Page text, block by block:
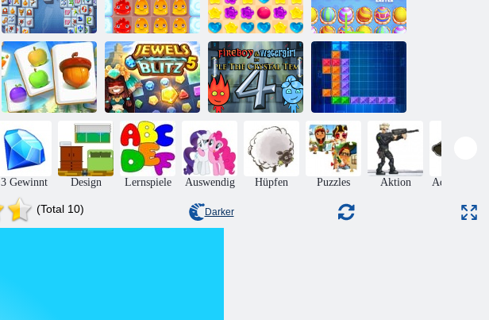
Mahjong
Fortuna
Puddingland 2
Süßigkeiten
Regen 5
Mahjong Sweet
Connection
Ostern
Happy Farm die
Ernte
Juwelen Blitz 5
Feuer und
Wasser 4:
Kristalltempel
Ten Trix
3 Gewinnt Design Lernspiele Auswendig Hüpfen Puzzles Aktion Adventures
(Total 10) Darker